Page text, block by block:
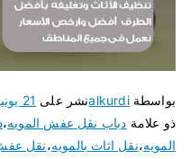
بواسطةalkurdiنشر على 21 يونيو، 2021
ذو علامة دباب نقل عفش المويه،
المويه،نقل اثاث بالمويه،نقل